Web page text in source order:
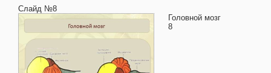
Слайд №8
Головной мозг
8